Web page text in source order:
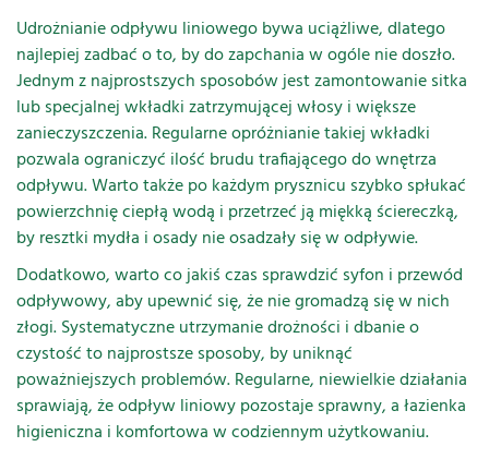
Udrożnianie odpływu liniowego bywa uciążliwe, dlatego
najlepiej zadbać o to, by do zapchania w ogóle nie doszło.
Jednym z najprostszych sposobów jest zamontowanie sitka
lub specjalnej wkładki zatrzymującej włosy i większe
zanieczyszczenia. Regularne opróżnianie takiej wkładki
pozwala ograniczyć ilość brudu trafiającego do wnętrza
odpływu. Warto także po każdym prysznicu szybko spłukać
powierzchnię ciepłą wodą i przetrzeć ją miękką ściereczką,
by resztki mydła i osady nie osadzały się w odpływie.
Dodatkowo, warto co jakiś czas sprawdzić syfon i przewód
odpływowy, aby upewnić się, że nie gromadzą się w nich
złogi. Systematyczne utrzymanie drożności i dbanie o
czystość to najprostsze sposoby, by uniknąć
poważniejszych problemów. Regularne, niewielkie działania
sprawiają, że odpływ liniowy pozostaje sprawny, a łazienka
higieniczna i komfortowa w codziennym użytkowaniu.